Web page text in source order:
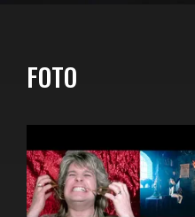
FOTO